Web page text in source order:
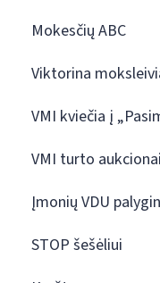
Mokesčių ABC
Viktorina
VMI kviečia į
VMI turto aukcionai
Įmonių VDU
STOP šešėliui